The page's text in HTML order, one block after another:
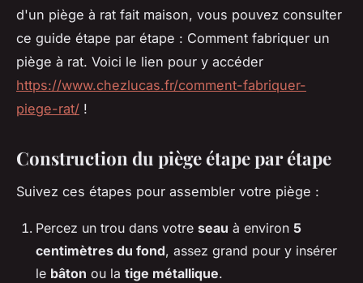
d'un piège à rat fait maison, vous pouvez consulter
ce guide étape par étape : Comment fabriquer un
piège à rat. Voici le lien pour y accéder
https://www.chezlucas.fr/comment-fabriquer-
piege-rat/ !
Construction du piège étape par étape
Suivez ces étapes pour assembler votre piège :
Percez un trou dans votre seau à environ 5
centimètres du fond, assez grand pour y insérer
le bâton ou la tige métallique.